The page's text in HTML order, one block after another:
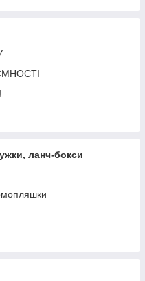
фондю
ланч-бокси